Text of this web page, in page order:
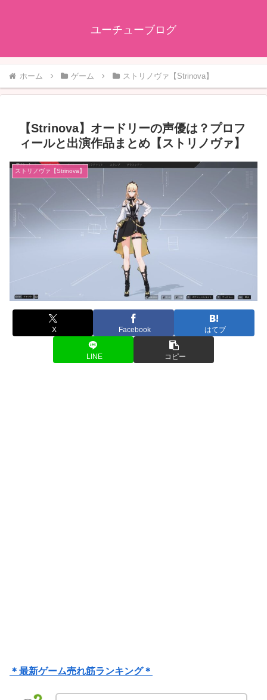
ユーチューブログ
ホーム ゲーム ストリノヴァ【Strinova】
【Strinova】オードリーの声優は？プロフ
ィールと出演作品まとめ【ストリノヴァ】
ストリノヴァ【Strinova】
X Facebook はてブ
LINE コピー
＊最新ゲーム売れ筋ランキング＊